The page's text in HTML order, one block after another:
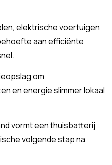
elektrische voertuigen
aan efficiënte
om
en energie slimmer lokaal
vormt een thuisbatterij
volgende stap na